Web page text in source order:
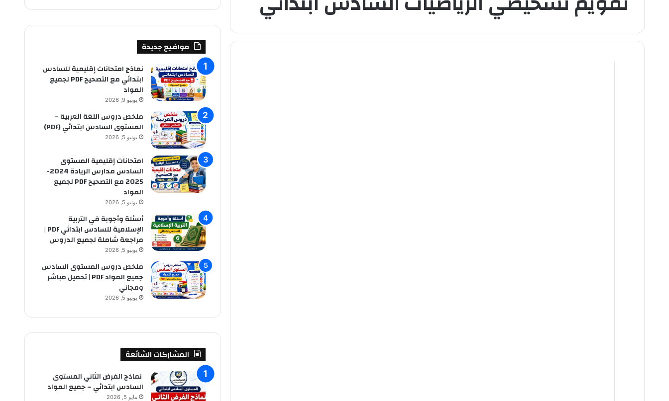
ح
مواضيع جديدة
نماذج امتحانات إقليمية للسادس
ابتدائي مع التصحيح PDF لجميع
المواد
يونيو 9, 2026
ملخص دروس اللغة العربية –
المستوى السادس ابتدائي (PDF)
يونيو 5, 2026
امتحانات إقليمية المستوى
السادس مدارس الريادة 2024-
2025 مع التصحيح PDF لجميع
المواد
يونيو 5, 2026
أسئلة وأجوبة في التربية
الإسلامية للسادس ابتدائي PDF |
مراجعة شاملة لجميع الدروس
يونيو 5, 2026
ملخص دروس المستوى السادس
جميع المواد PDF | تحميل مباشر
ومجاني
يونيو 5, 2026
المشاركات الشائعة
نماذج الفرض الثاني المستوى
السادس ابتدائي – جميع المواد
مايو 5, 2026